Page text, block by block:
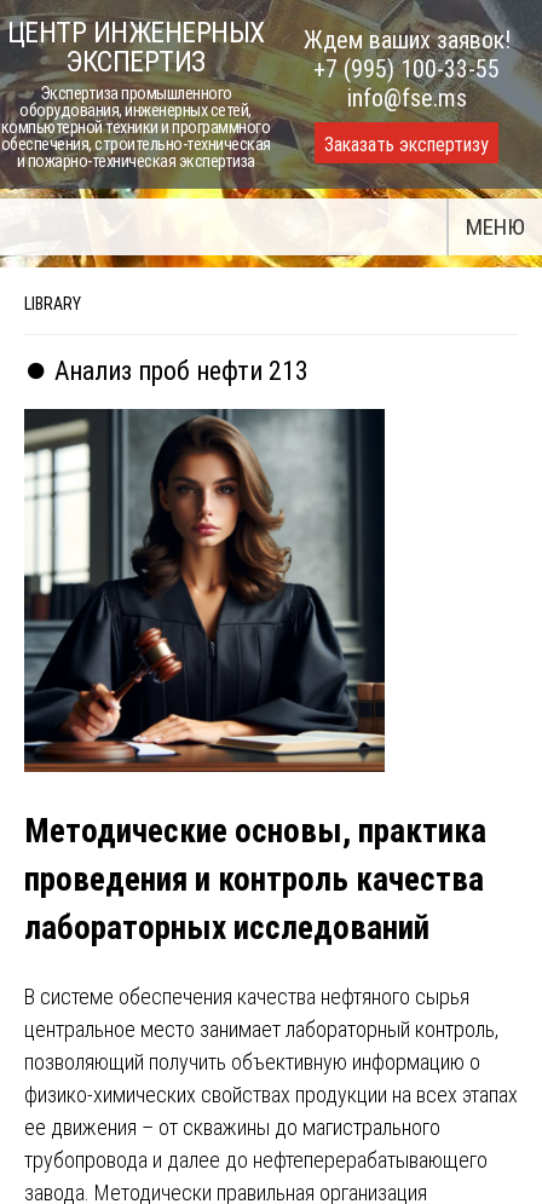
Skip
to
content
ЦЕНТР ИНЖЕНЕРНЫХ
ЭКСПЕРТИЗ
Экспертиза промышленного
оборудования, инженерных сетей,
компьютерной техники и программного
обеспечения, строительно-техническая
и пожарно-техническая экспертиза
Ждем ваших заявок!
+7 (995) 100-33-55
info@fse.ms
Заказать экспертизу
МЕНЮ
LIBRARY
⏺️ Анализ проб нефти 213
Методические основы, практика
проведения и контроль качества
лабораторных исследований
В системе обеспечения качества нефтяного сырья
центральное место занимает лабораторный контроль,
позволяющий получить объективную информацию о
физико-химических свойствах продукции на всех этапах
ее движения – от скважины до магистрального
трубопровода и далее до нефтеперерабатывающего
завода. Методически правильная организация